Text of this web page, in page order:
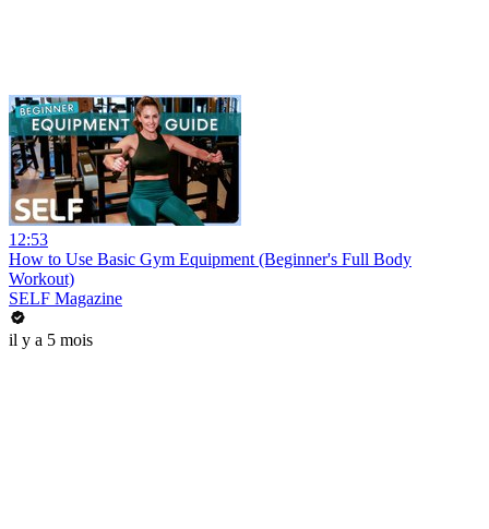
12:53
How to Use Basic Gym Equipment (Beginner's Full Body
Workout)
SELF Magazine
il y a 5 mois